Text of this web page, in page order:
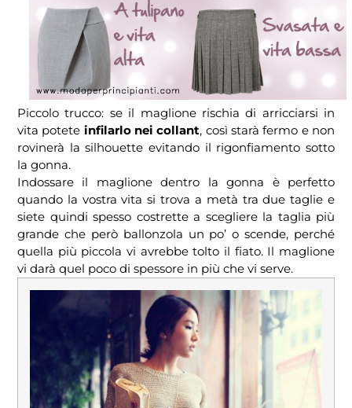
Piccolo trucco: se il maglione rischia di arricciarsi in
vita potete infilarlo nei collant, così starà fermo e non
rovinerà la silhouette evitando il rigonfiamento sotto
la gonna.
Indossare il maglione dentro la gonna è perfetto
quando la vostra vita si trova a metà tra due taglie e
siete quindi spesso costrette a scegliere la taglia più
grande che però ballonzola un po’ o scende, perché
quella più piccola vi avrebbe tolto il fiato. Il maglione
vi darà quel poco di spessore in più che vi serve.